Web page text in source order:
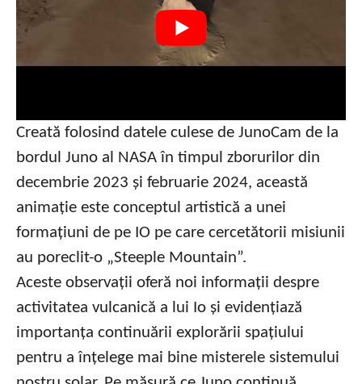
Creată folosind datele culese de JunoCam de la
bordul Juno al NASA în timpul zborurilor din
decembrie 2023 și februarie 2024, această
animație este conceptul artistică a unei
formațiuni de pe IO pe care cercetătorii misiunii
au poreclit-o „Steeple Mountain”.
Aceste observații oferă noi informații despre
activitatea vulcanică a lui Io și evidențiază
importanța continuării explorării spațiului
pentru a înțelege mai bine misterele sistemului